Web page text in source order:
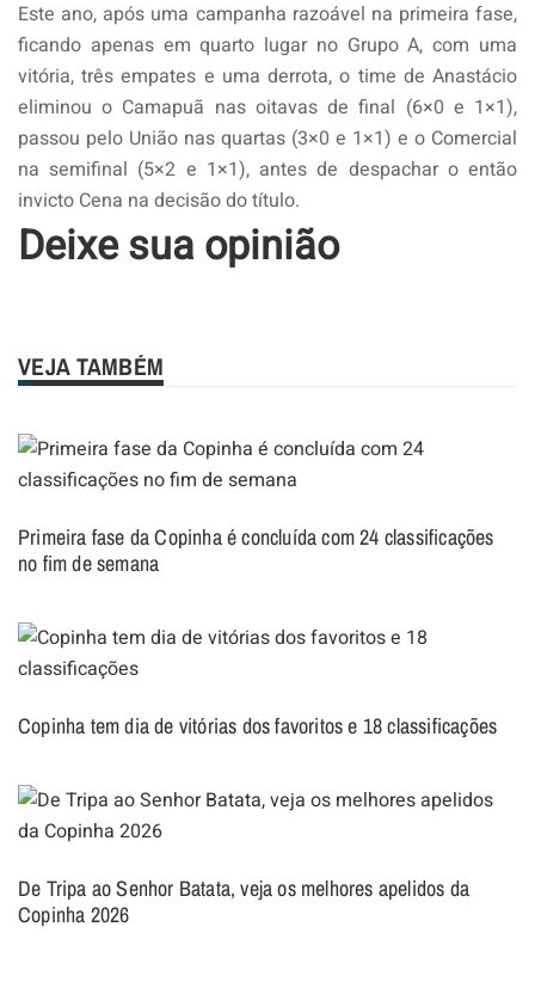
Este ano, após uma campanha razoável na primeira fase,
ficando apenas em quarto lugar no Grupo A, com uma
vitória, três empates e uma derrota, o time de Anastácio
eliminou o Camapuã nas oitavas de final (6×0 e 1×1),
passou pelo União nas quartas (3×0 e 1×1) e o Comercial
na semifinal (5×2 e 1×1), antes de despachar o então
invicto Cena na decisão do título.
Deixe sua opinião
VEJA TAMBÉM
Primeira fase da Copinha é concluída com 24 classificações
no fim de semana
Copinha tem dia de vitórias dos favoritos e 18 classificações
De Tripa ao Senhor Batata, veja os melhores apelidos da
Copinha 2026